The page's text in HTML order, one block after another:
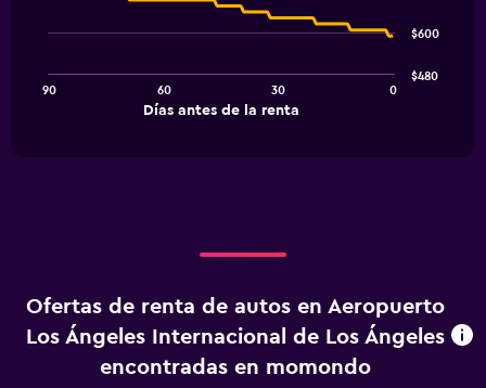
The
la
renta.
Range:
Días antes de la renta
90 60 30 0
$480
$600
Ofertas de renta de autos en Aeropuerto
Los Ángeles Internacional de Los Ángeles
encontradas en momondo